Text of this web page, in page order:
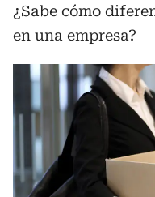
¿Sabe cómo
en una empresa?